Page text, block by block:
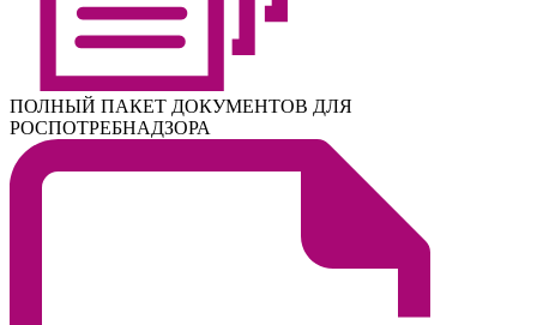
ПОЛНЫЙ ПАКЕТ ДОКУМЕНТОВ ДЛЯ
РОСПОТРЕБНАДЗОРА